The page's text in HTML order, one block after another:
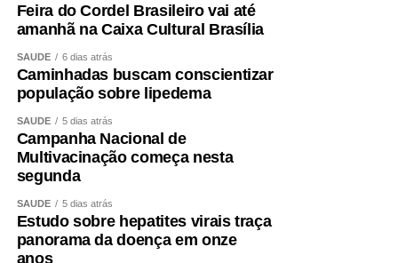
Feira do Cordel Brasileiro vai até
amanhã na Caixa Cultural Brasília
SAÚDE 6 dias atrás
Caminhadas buscam conscientizar
população sobre lipedema
SAÚDE 5 dias atrás
Campanha Nacional de
Multivacinação começa nesta
segunda
SAÚDE 5 dias atrás
Estudo sobre hepatites virais traça
panorama da doença em onze
anos